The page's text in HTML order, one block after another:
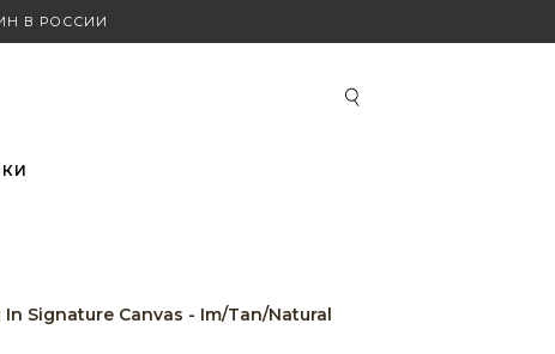
В РОССИИ
Signature Canvas - Im/Tan/Natural